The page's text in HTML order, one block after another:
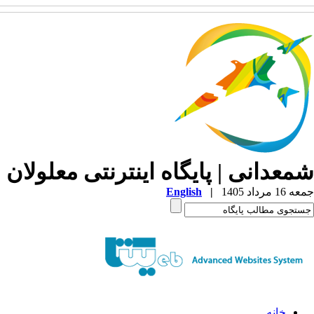
شمعدانی | پایگاه اینترنتی معلولان
جمعه 16 مرداد 1405 |
English